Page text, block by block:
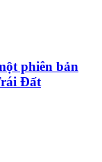
phiên bản
Đất